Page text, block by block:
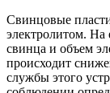
Свинцовые
электролитом. На
свинца и объем
происходит
службы этого